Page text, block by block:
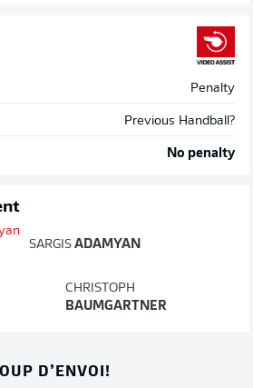
Penalty
Previous Handball?
No penalty
SARGIS ADAMYAN
CHRISTOPH
BAUMGARTNER
D’ENVOI!